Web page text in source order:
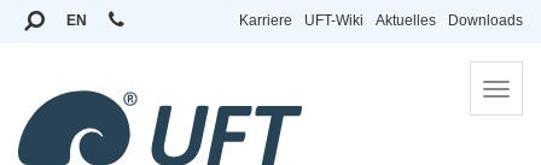
Karriere UFT-Wiki Aktuelles Downloads
EN